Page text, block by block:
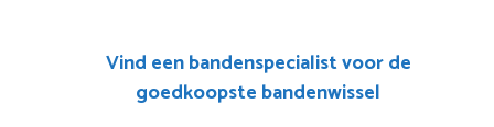
Vind een bandenspecialist voor de
goedkoopste bandenwissel